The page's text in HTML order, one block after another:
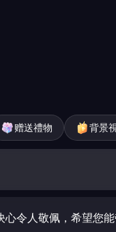
赠送禮物 背景
心令人敬佩，希望您